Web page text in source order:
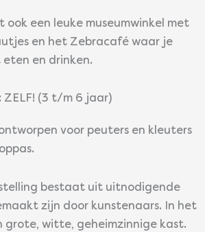
ook een leuke museumwinkel met
en het Zebracafé waar je
en drinken.
ZELF! (3 t/m 6 jaar)
voor peuters en kleuters
bestaat uit uitnodigende
zijn door kunstenaars. In het
grote, witte, geheimzinnige kast.